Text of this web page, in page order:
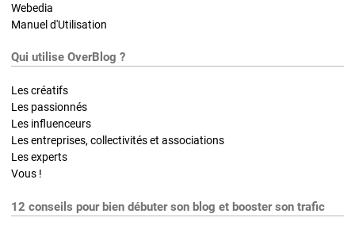
Webedia
Manuel d'Utilisation
Qui utilise OverBlog ?
Les créatifs
Les passionnés
Les influenceurs
Les entreprises, collectivités et associations
Les experts
Vous !
12 conseils pour bien débuter son blog et booster son trafic